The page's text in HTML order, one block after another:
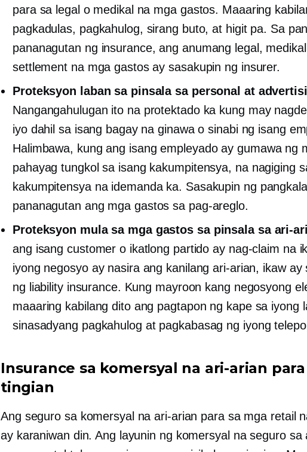
para sa legal o medikal na mga gastos. Maaaring
pagkadulas, pagkahulog, sirang buto, at higit pa. Sa
pananagutan ng insurance, ang anumang legal,
settlement na mga gastos ay sasakupin ng insurer.
Proteksyon laban sa pinsala sa personal at
Nangangahulugan ito na protektado ka kung may
iyo dahil sa isang bagay na ginawa o sinabi ng isang
Halimbawa, kung ang isang empleyado ay gumawa ng
pahayag tungkol sa isang kakumpitensya, na nagiging
kakumpitensya na idemanda ka. Sasakupin ng
pananagutan ang mga gastos sa pag-areglo.
Proteksyon mula sa mga gastos sa pinsala sa ari-
ang isang customer o ikatlong partido ay nag-claim na
iyong negosyo ay nasira ang kanilang ari-arian, ikaw ay
ng liability insurance. Kung mayroon kang negosyong
maaaring kabilang dito ang pagtapon ng kape sa iyong
sinasadyang pagkahulog at pagkabasag ng iyong
Insurance sa komersyal na ari-arian para
tingian
Ang seguro sa komersyal na ari-arian para sa mga retail
ay karaniwan din. Ang layunin ng komersyal na seguro sa